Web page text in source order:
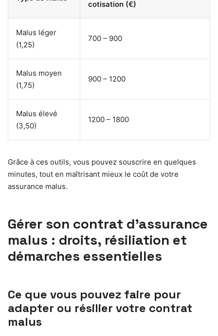
cotisation (€)
Malus léger
(1,25)
700 – 900
Malus moyen
(1,75)
900 – 1200
Malus élevé
(3,50)
1200 – 1800
Grâce à ces outils, vous pouvez souscrire en quelques
minutes, tout en maîtrisant mieux le coût de votre
assurance malus.
Gérer son contrat d’assurance
malus : droits, résiliation et
démarches essentielles
Ce que vous pouvez faire pour
adapter ou résilier votre contrat
malus